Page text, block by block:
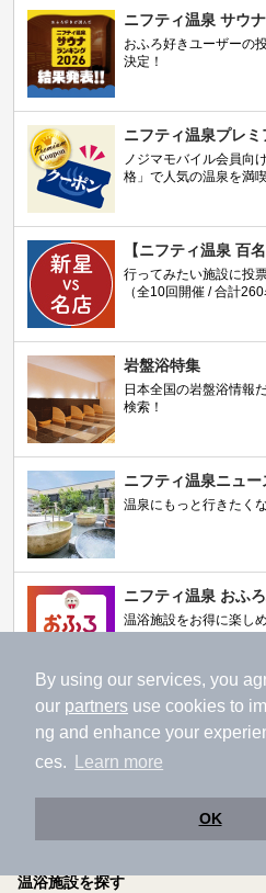
By using our services, you
our partners use cookies to
ng and enhance your
ces.
Learn more
OK
ニフティ温泉 サウ
おふろ好きユーザーの
決定！
ニフティ温泉プレ
ノジマモバイル会員向
格」で人気の温泉を満
【ニフティ温泉 百
行ってみたい施設に投
（全10回開催 / 合計260
岩盤浴特集
日本全国の岩盤浴情報
検索！
ニフティ温泉ニュー
温泉にもっと行きたく
ニフティ温泉 おふ
温浴施設をお得に楽し
【ニフティライフス
内】
株主優待制度で人気の
拡充されました！
温浴施設を探す